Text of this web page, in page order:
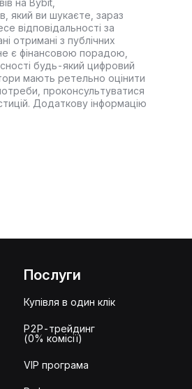
на Bybit,
який ви шукаєте, зараз
відповідальності за
отримані з публічних
є фінансовою порадою,
будь-який цифровий
мають ретельно оцінити
проконсультуватися
Додаткову інформацію
Послуги
Купівля в один клік
P2P-трейдинг
(0% комісії)
VIP програма